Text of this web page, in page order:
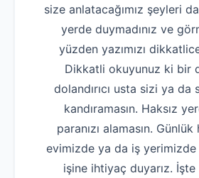
size anlatacağımız şeyleri
yerde duymadınız ve
yüzden yazımızı
Dikkatli okuyunuz ki bir
dolandırıcı usta sizi ya da
kandıramasın. Haksız
paranızı alamasın. Günlük
evimizde ya da iş
işine ihtiyaç duyarız.